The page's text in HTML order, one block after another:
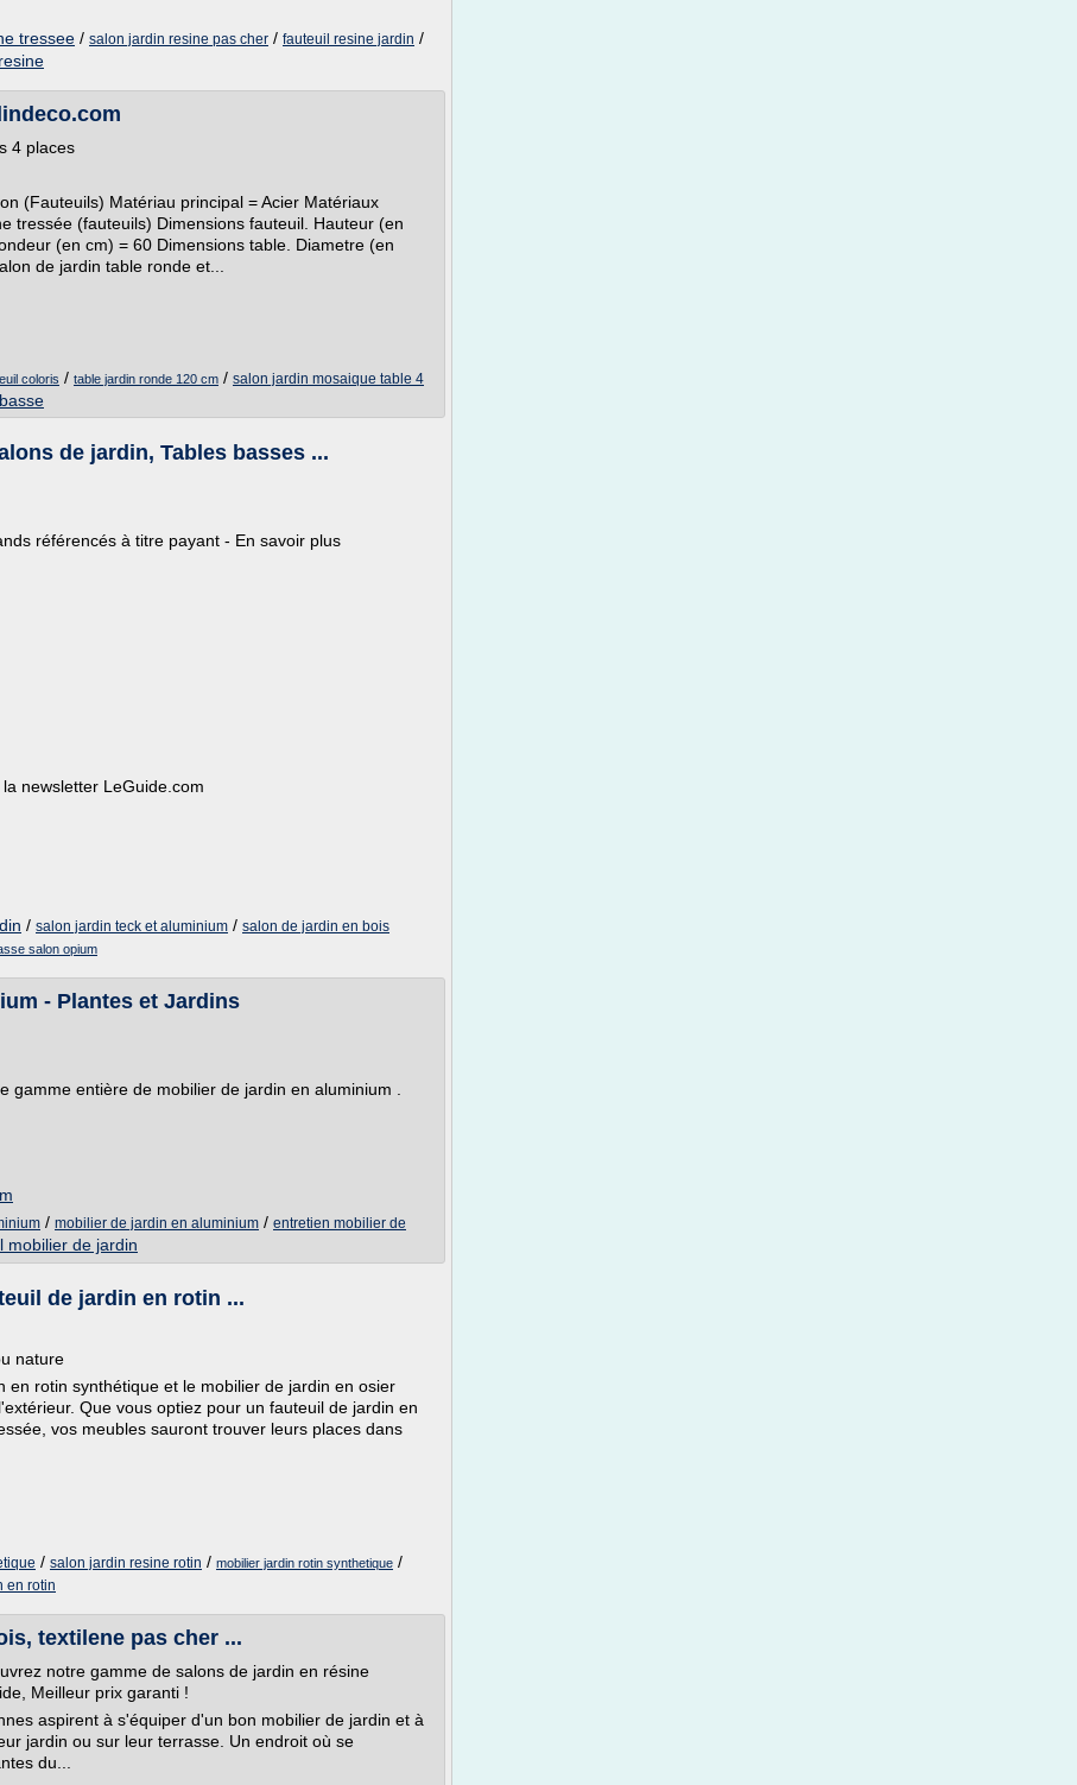
tressee / salon jardin resine pas cher / fauteuil resine jardin /
4 places
(Fauteuils) Matériau principal = Acier Matériaux
tressée (fauteuils) Dimensions fauteuil. Hauteur (en
(en cm) = 60 Dimensions table. Diametre (en
de jardin table ronde et...
coloris / table jardin ronde 120 cm / salon jardin mosaique table 4
de jardin, Tables basses ...
référencés à titre payant - En savoir plus
newsletter LeGuide.com
/ salon jardin teck et aluminium / salon de jardin en bois
salon opium
- Plantes et Jardins
gamme entière de mobilier de jardin en aluminium .
/ mobilier de jardin en aluminium / entretien mobilier de
mobilier de jardin
de jardin en rotin ...
nature
en rotin synthétique et le mobilier de jardin en osier
Que vous optiez pour un fauteuil de jardin en
vos meubles sauront trouver leurs places dans
/ salon jardin resine rotin / mobilier jardin rotin synthetique /
en rotin
textilene pas cher ...
notre gamme de salons de jardin en résine
Meilleur prix garanti !
aspirent à s'équiper d'un bon mobilier de jardin et à
jardin ou sur leur terrasse. Un endroit où se
du...